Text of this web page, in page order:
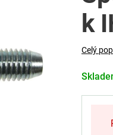
k
Celý